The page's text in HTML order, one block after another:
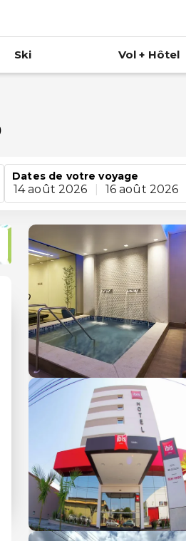
Ski Vol + Hôtel
Dates de votre voyage
14 août 2026 16 août 2026